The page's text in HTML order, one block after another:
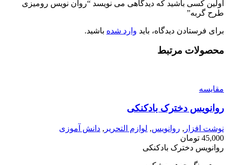
اولین کسی باشید که دیدگاهی می نویسد “روان نویس رومیزی
طرح گربه”
برای فرستادن دیدگاه، باید وارد شده باشید.
محصولات مرتبط
مقايسه
روانویس دخترک بادکنکی
نوشت افزار , روانویس, لوازم التحریر , دانش آموزی
45,000 تومان
روانویس دخترک بادکنکی